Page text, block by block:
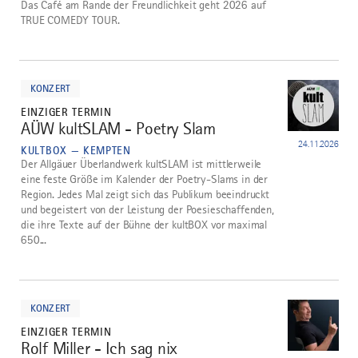
Das Café am Rande der Freundlichkeit geht 2026 auf
TRUE COMEDY TOUR.
KONZERT
EINZIGER TERMIN
4
AÜW kultSLAM - Poetry Slam
KULTBOX — KEMPTEN 24.11.2026
Der Allgäuer Überlandwerk kultSLAM ist mittlerweile
eine feste Größe im Kalender der Poetry-Slams in der
Region. Jedes Mal zeigt sich das Publikum beeindruckt
und begeistert von der Leistung der Poesieschaffenden,
die ihre Texte auf der Bühne der kultBOX vor maximal
650...
KONZERT
EINZIGER TERMIN
5
Rolf Miller - Ich sag nix